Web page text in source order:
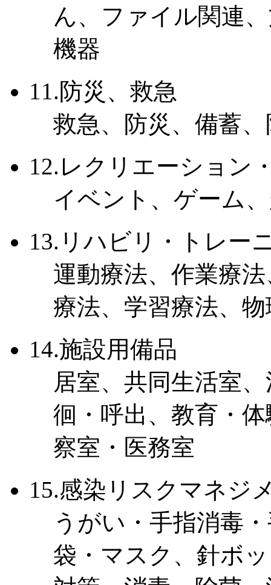
ん、ファイル関連
機器
11.防災、救急
救急、防災、備蓄
12.レクリエーション
イベント、ゲーム
13.リハビリ・トレー
運動療法、作業療
療法、学習療法、
14.施設用備品
居室、共同生活室
徊・呼出、教育・
察室・医務室
15.感染リスクマネジ
うがい・手指消毒
袋・マスク、針ボ